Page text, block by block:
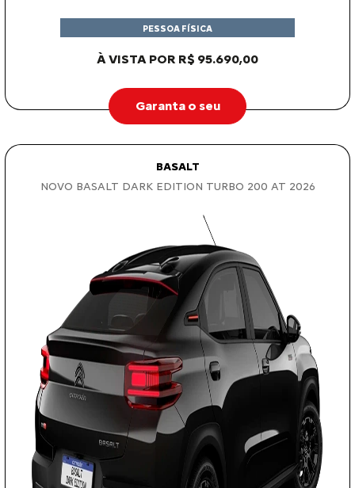
À VISTA POR R$ 95.690,00
PESSOA FÍSICA
Garanta o seu
BASALT
NOVO BASALT DARK EDITION TURBO 200 AT 2026